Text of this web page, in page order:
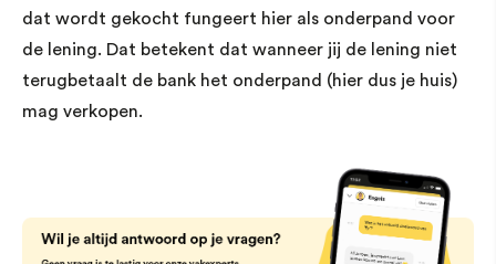
dat wordt gekocht fungeert hier als onderpand voor
de lening. Dat betekent dat wanneer jij de lening niet
terugbetaalt de bank het onderpand (hier dus je huis)
mag verkopen.